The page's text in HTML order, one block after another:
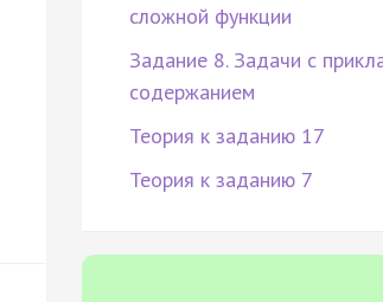
сложной функции
Задание 8. Задачи с
содержанием
Теория к заданию 17
Теория к заданию 7